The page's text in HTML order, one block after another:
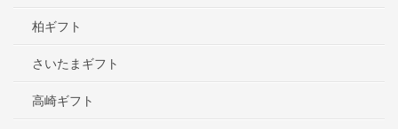
柏ギフト
さいたまギフト
高崎ギフト